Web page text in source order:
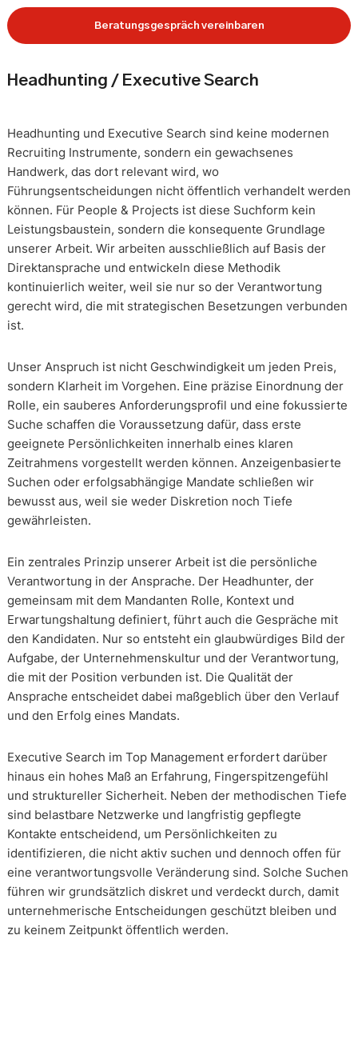
Beratungsgespräch vereinbaren
Headhunting / Executive Search
Headhunting und Executive Search sind keine modernen
Recruiting Instrumente, sondern ein gewachsenes
Handwerk, das dort relevant wird, wo
Führungsentscheidungen nicht öffentlich verhandelt werden
können. Für People & Projects ist diese Suchform kein
Leistungsbaustein, sondern die konsequente Grundlage
unserer Arbeit. Wir arbeiten ausschließlich auf Basis der
Direktansprache und entwickeln diese Methodik
kontinuierlich weiter, weil sie nur so der Verantwortung
gerecht wird, die mit strategischen Besetzungen verbunden
ist.
Unser Anspruch ist nicht Geschwindigkeit um jeden Preis,
sondern Klarheit im Vorgehen. Eine präzise Einordnung der
Rolle, ein sauberes Anforderungsprofil und eine fokussierte
Suche schaffen die Voraussetzung dafür, dass erste
geeignete Persönlichkeiten innerhalb eines klaren
Zeitrahmens vorgestellt werden können. Anzeigenbasierte
Suchen oder erfolgsabhängige Mandate schließen wir
bewusst aus, weil sie weder Diskretion noch Tiefe
gewährleisten.
Ein zentrales Prinzip unserer Arbeit ist die persönliche
Verantwortung in der Ansprache. Der Headhunter, der
gemeinsam mit dem Mandanten Rolle, Kontext und
Erwartungshaltung definiert, führt auch die Gespräche mit
den Kandidaten. Nur so entsteht ein glaubwürdiges Bild der
Aufgabe, der Unternehmenskultur und der Verantwortung,
die mit der Position verbunden ist. Die Qualität der
Ansprache entscheidet dabei maßgeblich über den Verlauf
und den Erfolg eines Mandats.
Executive Search im Top Management erfordert darüber
hinaus ein hohes Maß an Erfahrung, Fingerspitzengefühl
und struktureller Sicherheit. Neben der methodischen Tiefe
sind belastbare Netzwerke und langfristig gepflegte
Kontakte entscheidend, um Persönlichkeiten zu
identifizieren, die nicht aktiv suchen und dennoch offen für
eine verantwortungsvolle Veränderung sind. Solche Suchen
führen wir grundsätzlich diskret und verdeckt durch, damit
unternehmerische Entscheidungen geschützt bleiben und
zu keinem Zeitpunkt öffentlich werden.